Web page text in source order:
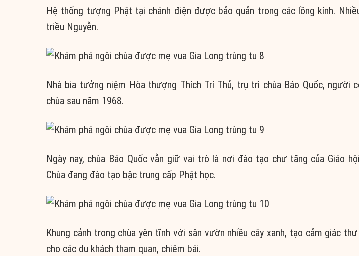
Hệ thống tượng Phật tại chánh điện được bảo quản trong các lồng kính.
triều Nguyễn.
Nhà bia tưởng niệm Hòa thượng Thích Trí Thủ, trụ trì chùa Báo Quốc, người
chùa sau năm 1968.
Ngày nay, chùa Báo Quốc vẫn giữ vai trò là nơi đào tạo chư tăng của Giáo
Chùa đang đào tạo bậc trung cấp Phật học.
Khung cảnh trong chùa yên tĩnh với sân vườn nhiều cây xanh, tạo cảm giác
cho các du khách tham quan, chiêm bái.